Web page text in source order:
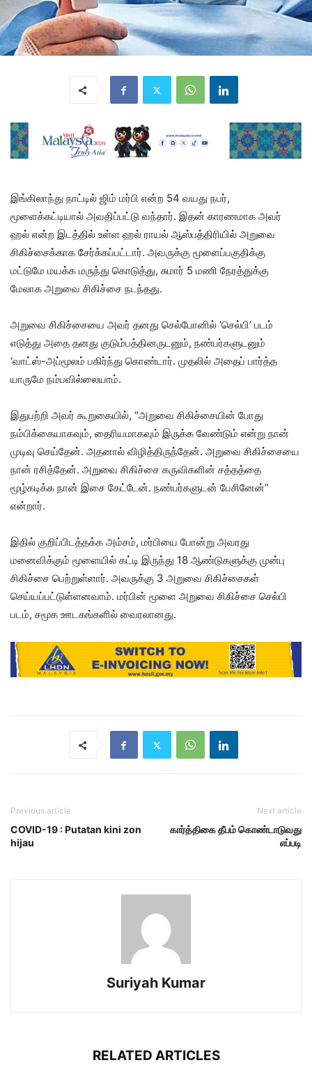
இங்கிலாந்து நாட்டில் ஜிம் மர்பி என்ற 54 வயது நபர்,
மூளைக்கட்டியால் அவதிப்பட்டு வந்தார். இதன் காரணமாக அவர்
ஹல் என்ற இடத்தில் உள்ள ஹல் ராயல் ஆஸ்பத்திரியில் அறுவை
சிகிச்சைக்காக சேர்க்கப்பட்டார். அவருக்கு மூளைப்பகுதிக்கு
மட்டுமே மயக்க மருந்து கொடுத்து, சுமார் 5 மணி நேரத்துக்கு
மேலாக அறுவை சிகிச்சை நடந்தது.
அறுவை சிகிச்சையை அவர் தனது செல்போனில் ‘செல்பி’ படம்
எடுத்து அதை தனது குடும்பத்தினருடனும், நண்பர்களுடனும்
‘வாட்ஸ்-அப்மூலம் பகிர்ந்து கொண்டார். முதலில் அதைப் பார்த்த
யாருமே நம்பவில்லையாம்.
இதுபற்றி அவர் கூறுகையில், “அறுவை சிகிச்சையின் போது
நம்பிக்கையாகவும், தைரியமாகவும் இருக்க வேண்டும் என்று நான்
முடிவு செய்தேன். அதனால் விழித்திருந்தேன். அறுவை சிகிச்சையை
நான் ரசித்தேன். அறுவை சிகிச்சை கருவிகளின் சத்தத்தை
மூழ்கடிக்க நான் இசை கேட்டேன். நண்பர்களுடன் பேசினேன்”
என்றார்.
இதில் குறிப்பிடத்தக்க அம்சம், மர்பியை போன்று அவரது
மனைவிக்கும் மூளையில் கட்டி இருந்து 18 ஆண்டுகளுக்கு முன்பு
சிகிச்சை பெற்றுள்ளார். அவருக்கு 3 அறுவை சிகிச்சைகள்
செய்யப்பட்டுள்ளனவாம். மர்பின் மூளை அறுவை சிகிச்சை செல்பி
படம், சமூக ஊடகங்களில் வைரலானது.
Previous article
COVID-19 : Putatan kini zon
hijau
Next article
கார்த்திகை தீபம் கொண்டாடுவது
எப்படி
Suriyah Kumar
RELATED ARTICLES